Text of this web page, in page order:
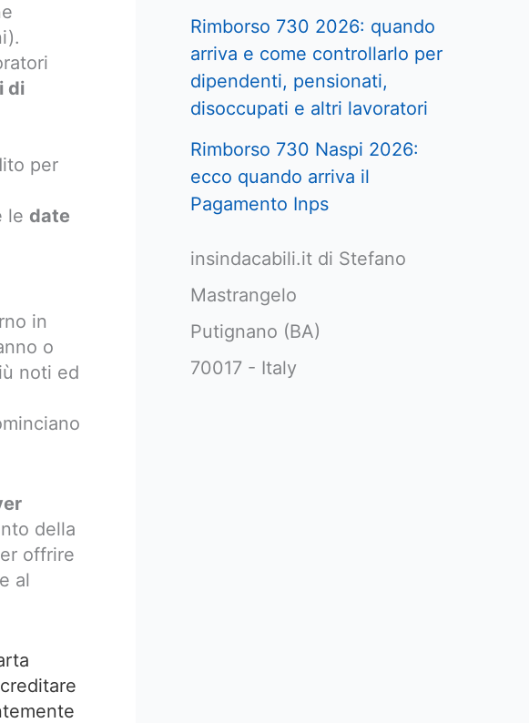
di
per
le date
in
o
noti ed
della
offrire
al
Rimborso 730 2026: quando
arriva e come controllarlo per
dipendenti, pensionati,
disoccupati e altri lavoratori
Rimborso 730 Naspi 2026:
ecco quando arriva il
Pagamento Inps
insindacabili.it di Stefano
Mastrangelo
Putignano (BA)
70017 - Italy